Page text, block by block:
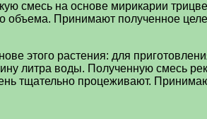
смесь на основе мирикарии
объема. Принимают полученное
этого растения: для
литра воды. Полученную смесь
тщательно процеживают.